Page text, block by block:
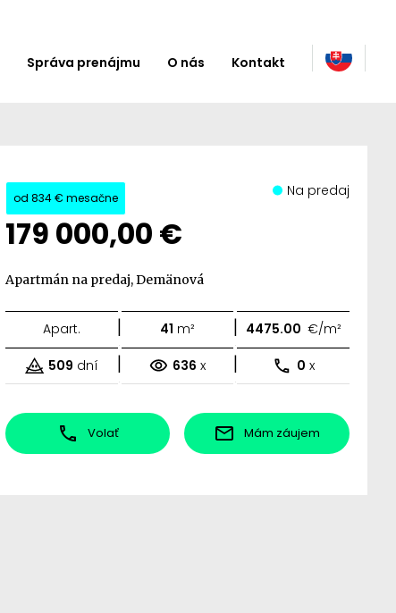
Správa prenájmu O nás Kontakt
od 834 € mesačne
179 000,00 €
Na predaj
Apartmán na predaj, Demänová
Apart. | 41 m² | 4475.00 €/m²
509 dní | 636 x | 0 x
Volať Mám záujem